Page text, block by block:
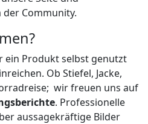
Community.
ein Produkt selbst genutzt
Ob Stiefel, Jacke,
wir freuen uns auf
. Professionelle
aussagekräftige Bilder